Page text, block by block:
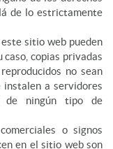
de lo estrictamente
sitio web pueden
copias privadas
no sean
a servidores
de ningún tipo de
o signos
en el sitio web son